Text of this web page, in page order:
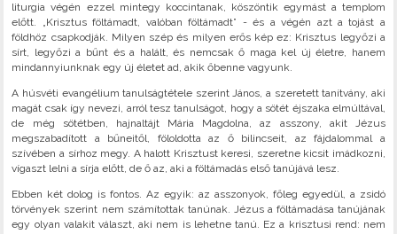
liturgia végén ezzel mintegy koccintanak, köszöntik egymást a templom
előtt. „Krisztus föltámadt, valóban föltámadt” - és a végén azt a tojást a
földhöz csapkodják. Milyen szép és milyen erős kép ez: Krisztus legyőzi a
sírt, legyőzi a bűnt és a halált, és nemcsak ő maga kel új életre, hanem
mindannyiunknak egy új életet ad, akik őbenne vagyunk.
A húsvéti evangélium tanulságtétele szerint János, a szeretett tanítvány, aki
magát csak így nevezi, arról tesz tanulságot, hogy a sötét éjszaka elmúltával,
de még sötétben, hajnaltájt Mária Magdolna, az asszony, akit Jézus
megszabadított a bűneitől, föloldotta az ő bilincseit, az fájdalommal a
szívében a sírhoz megy. A halott Krisztust keresi, szeretne kicsit imádkozni,
vígaszt lelni a sírja előtt, de ő az, aki a föltámadás első tanújává lesz.
Ebben két dolog is fontos. Az egyik: az asszonyok, főleg egyedül, a zsidó
törvények szerint nem számítottak tanúnak. Jézus a föltámadása tanújának
egy olyan valakit választ, aki nem is lehetne tanú. Ez a krisztusi rend: nem